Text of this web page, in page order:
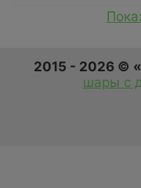
2015 - 2026 ©
шары с